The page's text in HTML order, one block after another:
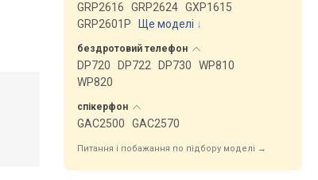
GRP2616
GRP2624 GXP1615
GRP2601P
Ще моделі ↓
бездротовий телефон
DP720 DP722 DP730
WP810
WP820
спікерфон
GAC2500 GAC2570
Питання і побажання по підбору моделі →